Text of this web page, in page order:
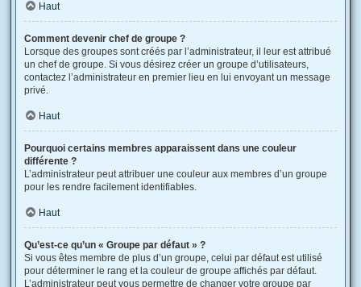
Haut
Comment devenir chef de groupe ?
Lorsque des groupes sont créés par l’administrateur, il leur est attribué
un chef de groupe. Si vous désirez créer un groupe d’utilisateurs,
contactez l’administrateur en premier lieu en lui envoyant un message
privé.
Haut
Pourquoi certains membres apparaissent dans une couleur
différente ?
L’administrateur peut attribuer une couleur aux membres d’un groupe
pour les rendre facilement identifiables.
Haut
Qu’est-ce qu’un « Groupe par défaut » ?
Si vous êtes membre de plus d’un groupe, celui par défaut est utilisé
pour déterminer le rang et la couleur de groupe affichés par défaut.
L’administrateur peut vous permettre de changer votre groupe par